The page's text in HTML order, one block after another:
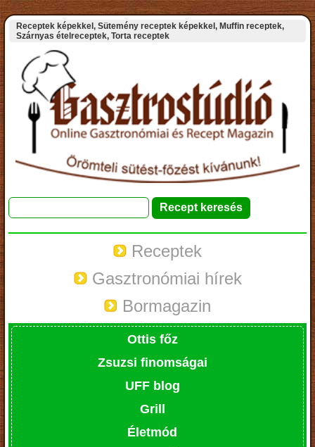
Receptek képekkel, Sütemény receptek képekkel, Muffin receptek,
Szárnyas ételreceptek, Torta receptek
Receptek
Gasztronómiai hírek
Bormagazin
Ottis főz
Zsuzsi finomságai
UFF blog
Grill
Életmód